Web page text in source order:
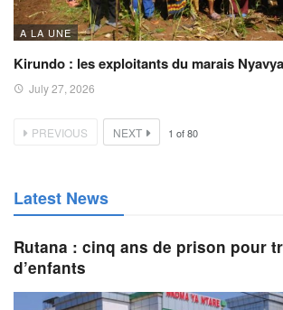
A LA UNE
Kirundo : les exploitants du marais
July 27, 2026
PREVIOUS NEXT 1 of80
Latest News
Rutana : cinq ans de prison pour
d’enfants